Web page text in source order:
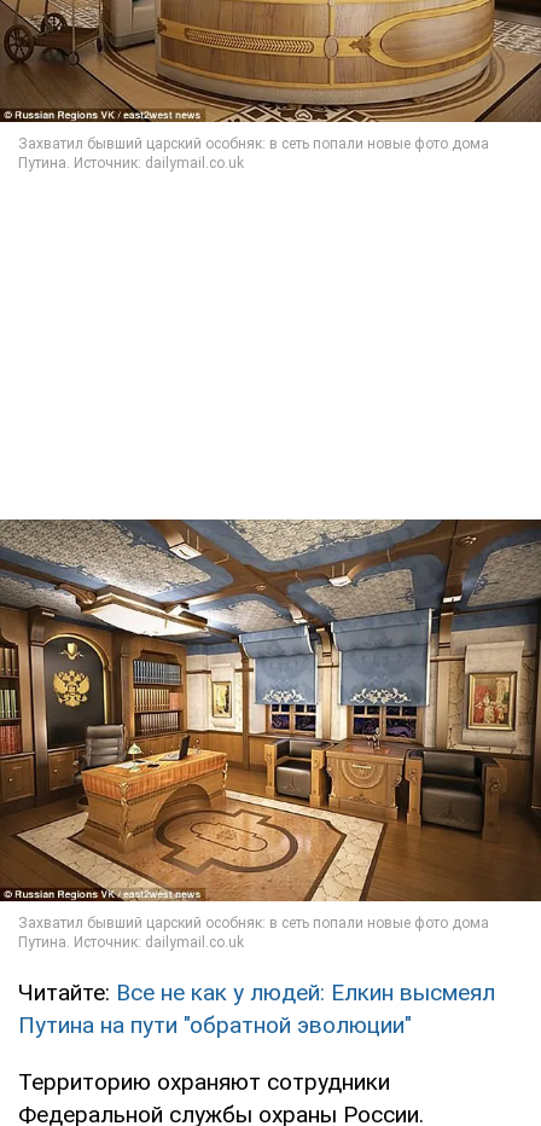
Читайте: Все не как у людей: Елкин высмеял
Путина на пути "обратной эволюции"
Территорию охраняют сотрудники
Федеральной службы охраны России.